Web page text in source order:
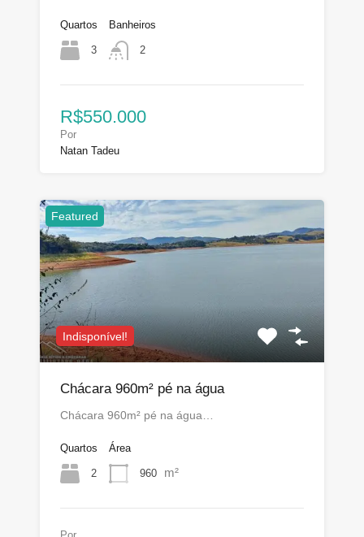
Quartos
3
Banheiros
2
R$550.000
Por
Natan Tadeu
Featured
Indisponível!
Chácara 960m² pé na água
Chácara 960m² pé na água…
Quartos
2
Área
960 m²